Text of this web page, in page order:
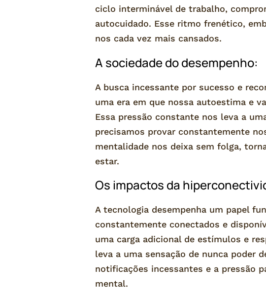
ciclo interminável de trabalho,
autocuidado. Esse ritmo frenético,
nos cada vez mais cansados.
A sociedade do desempenho:
A busca incessante por sucesso e
uma era em que nossa autoestima e
Essa pressão constante nos leva a
precisamos provar constantemente
mentalidade nos deixa sem folga,
estar.
Os impactos da
A tecnologia desempenha um papel
constantemente conectados e
uma carga adicional de estímulos e
leva a uma sensação de nunca poder
notificações incessantes e a pressão
mental.